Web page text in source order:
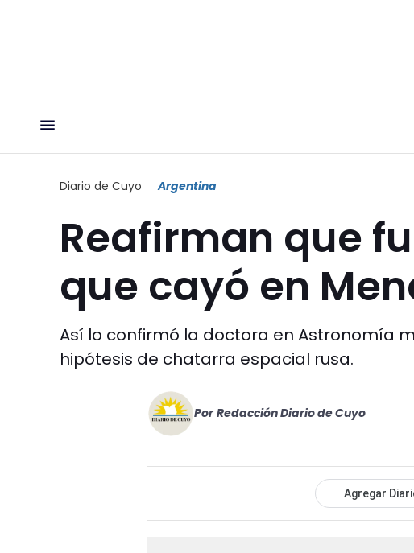
Diario de Cuyo Argentina
Reafirman que
que cayó en
Así lo confirmó la doctora en Astronomía
hipótesis de chatarra espacial rusa.
Por Redacción Diario de Cuyo
Agregar